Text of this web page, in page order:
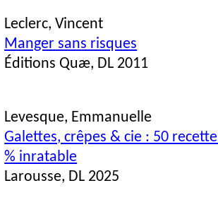
Leclerc, Vincent
Manger sans risques
Éditions Quæ, DL 2011
Levesque, Emmanuelle
Galettes, crêpes & cie : 50
% inratable
Larousse, DL 2025